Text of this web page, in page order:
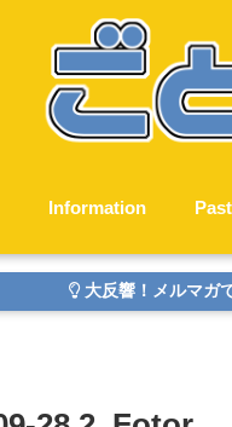
Information
大反響！メルマガ